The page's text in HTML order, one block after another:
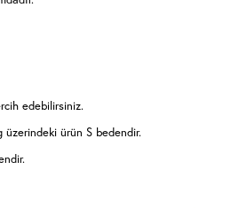
edebilirsiniz.
ürün S bedendir.